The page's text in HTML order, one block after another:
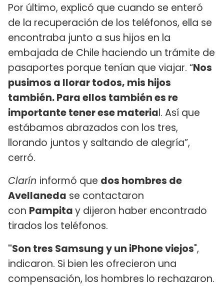
Por último, explicó que cuando se enteró
de la recuperación de los teléfonos, ella se
encontraba junto a sus hijos en la
embajada de Chile haciendo un trámite de
pasaportes porque tenían que viajar. “Nos
pusimos a llorar todos, mis hijos
también. Para ellos también es re
importante tener ese material. Así que
estábamos abrazados con los tres,
llorando juntos y saltando de alegría”,
cerró.
Clarín informó que dos hombres de
Avellaneda se contactaron
con Pampitay dijeron haber encontrado
tirados los teléfonos.
"Son tres Samsung y un iPhone viejos",
indicaron. Si bien les ofrecieron una
compensación, los hombres lo rechazaron.